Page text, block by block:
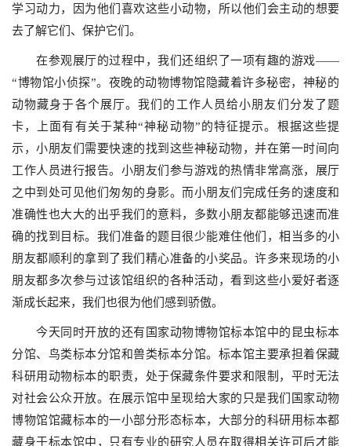
学习动力，因为他们喜欢这些小动物，所以他们会主动的想要
去了解它们、保护它们。
在参观展厅的过程中，我们还组织了一项有趣的游戏——
“博物馆小侦探”。夜晚的动物博物馆隐藏着许多秘密，神秘的
动物藏身于各个展厅。我们的工作人员给小朋友们分发了题
卡，上面有有关于某种“神秘动物”的特征提示。根据这些提
示，小朋友们需要快速的找到这些神秘动物，并在第一时间向
工作人员进行报告。小朋友们参与游戏的热情非常高涨，展厅
之中到处可见他们匆匆的身影。而小朋友们完成任务的速度和
准确性也大大的出乎我们的意料，多数小朋友都能够迅速而准
确的找到目标。我们准备的题目很少能难住他们，相当多的小
朋友都顺利的拿到了我们精心准备的小奖品。许多来现场的小
朋友都多次参与过该馆组织的各种活动，看到这些小爱好者逐
渐成长起来，我们也很为他们感到骄傲。
今天同时开放的还有国家动物博物馆标本馆中的昆虫标本
分馆、鸟类标本分馆和兽类标本分馆。标本馆主要承担着保藏
科研用动物标本的职责，处于保藏条件要求和限制，平时无法
对社会公众开放。在展示馆中呈现给大家的只是我们国家动物
博物馆馆藏标本的一小部分形态标本，大部分的科研用标本都
藏身于标本馆中，只有专业的研究人员在取得相关许可后才能